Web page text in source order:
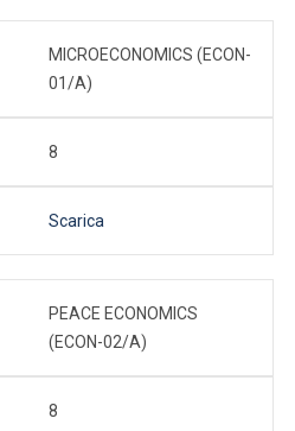
MICROECONOMICS (ECON-
01/A)
8
Scarica
PEACE ECONOMICS
(ECON-02/A)
8